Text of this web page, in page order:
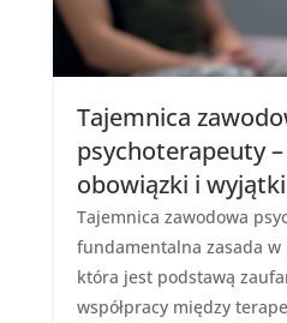
Tajemnica
psychoterapeuty
obowiązki i wyjątki
Tajemnica zawodowa
fundamentalna zasada
która jest podstawą
współpracy między